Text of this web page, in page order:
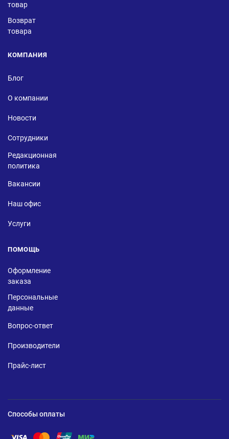
товар
Возврат
товара
КОМПАНИЯ
Блог
О компании
Новости
Сотрудники
Редакционная
политика
Вакансии
Наш офис
Услуги
ПОМОЩЬ
Оформление
заказа
Персональные
данные
Вопрос-ответ
Производители
Прайс-лист
Способы оплаты